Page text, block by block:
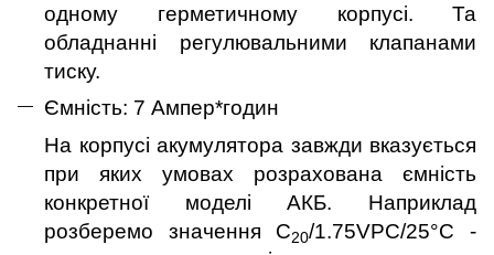
одному герметичному корпусі.
Та
обладнанні регулювальними клапанами
тиску.
Ємність: 7 Ампер*годин
На корпусі акумулятора завжди вказується
при яких умовах розрахована ємність
конкретної моделі АКБ. Наприклад
розберемо значення С20/1.75VPC/25°C -